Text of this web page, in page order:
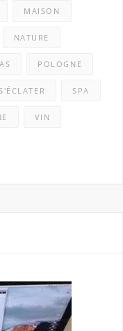
MAISON
NATURE
POLOGNE
S'ÉCLATER SPA
VIN